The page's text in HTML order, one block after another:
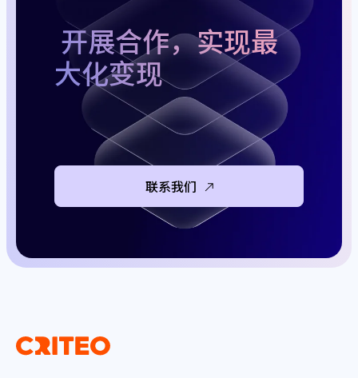
开展合作，实现最
大化变现
联系我们